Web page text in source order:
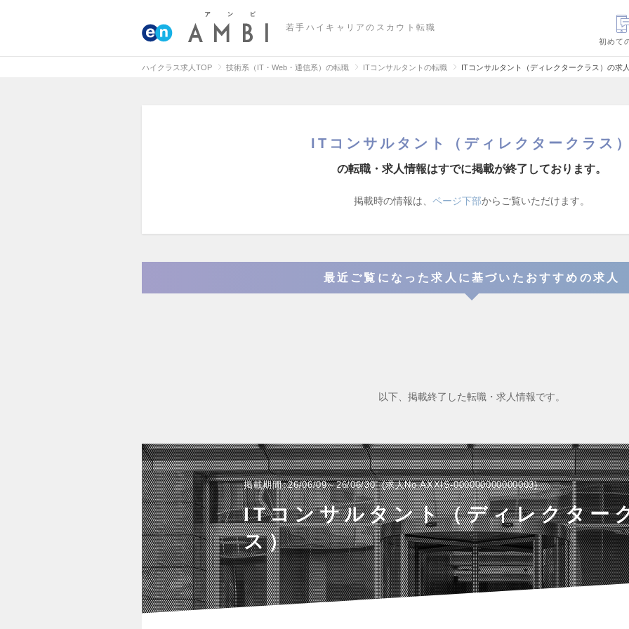
若手ハイキャリアのスカウト転職
初めて
ハイクラス求人TOP 技術系（IT・Web・通信系）の転職 ITコンサルタントの転職 ITコンサルタント（ディレクタークラス）の求
ITコンサルタント（ディレクタークラス
の転職・求人情報はすでに掲載が終了しております。
掲載時の情報は、 ページ下部からご覧いただけます。
最近ご覧になった求人に基づいたおすすめの求人
以下、掲載終了した転職・求人情報です。
掲載期間 26/06/09～26/06/30 求人No.AXXIS-000000000000003
ITコンサルタント（ディレクター
ス）